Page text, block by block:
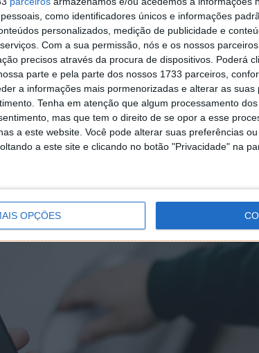
como identificadores únicos e informações
personalizados, medição de publicidade e
Com a sua permissão, nós e os nossos
precisos através da procura de dispositivos. Poderá
parte e pela parte dos nossos 1733 parceiros,
a informações mais pormenorizadas e alterar as
Tenha em atenção que algum processamento
mas que tem o direito de se opor a esse
a este website. Você pode alterar suas preferências
a este site e clicando no botão "Privacidade" na
OPÇÕES
se a pessoa está apta para conduzir ou se
Ethylo App, que permite consultar o
para voltar a conduzir e realizar pequenos
é o chamado “modo festa”, que permite criar
ao longo da noite, ajudando a garantir que o